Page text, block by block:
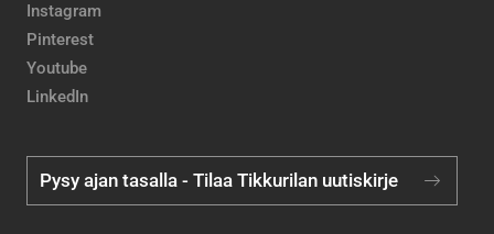
Instagram
Pinterest
Youtube
LinkedIn
Pysy ajan tasalla - Tilaa Tikkurilan uutiskirje